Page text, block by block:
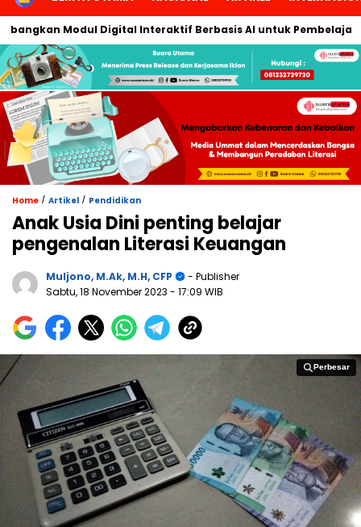
Modul Digital Interaktif Berbasis AI untuk Pembelajaran
Home / Artikel / Pendidikan
Anak Usia Dini penting belajar
pengenalan Literasi Keuangan
Muljono, M.Ak, M.H, CFP
- Publisher
Sabtu, 18 November 2023 - 17:09 WIB
Perbesar
Perbesar